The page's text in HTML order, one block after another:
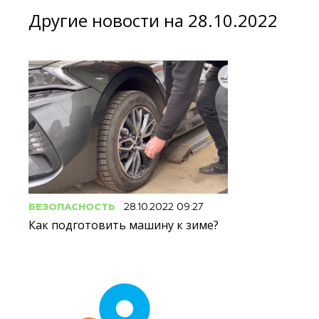
Другие новости на 28.10.2022
БЕЗОПАСНОСТЬ 28.10.2022 09:27
Как подготовить машину к зиме?